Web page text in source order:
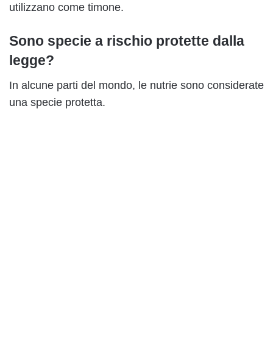
utilizzano come timone.
Sono specie a rischio protette dalla
legge?
In alcune parti del mondo, le nutrie sono considerate
una specie protetta.